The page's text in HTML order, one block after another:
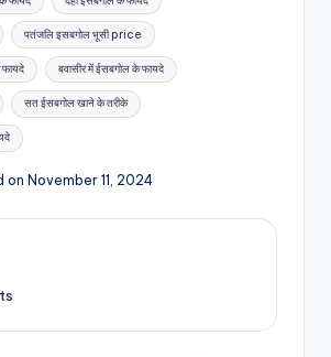
पतंजलि इसबगोल भूसी price
बवासीर में ईसबगोल के फायदे
सत ईसबगोल खाने के तरीके
November 11, 2024